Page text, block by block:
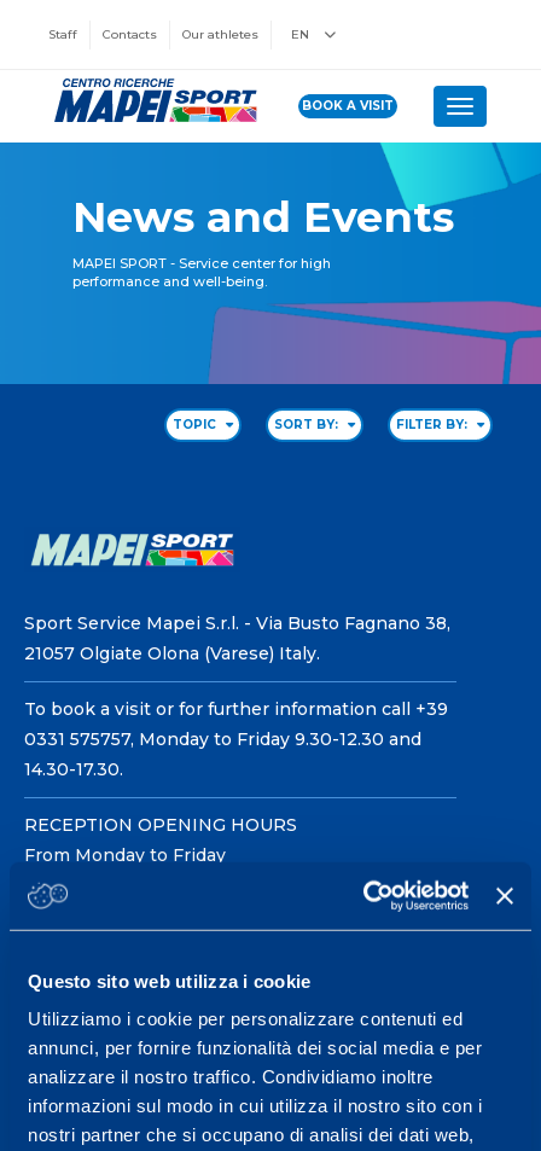
Questo sito web utilizza i cookie
Utilizziamo i cookie per personalizzare contenuti ed
annunci, per fornire funzionalità dei social media e per
analizzare il nostro traffico. Condividiamo inoltre
informazioni sul modo in cui utilizza il nostro sito con i
nostri partner che si occupano di analisi dei dati web,
Staff Contacts Our athletes EN
BOOK A VISIT Toggle
News and Events
MAPEI SPORT - Service center for high
performance and well-being.
TOPIC SORT BY: FILTER BY:
Sport Service Mapei S.r.l. - Via Busto Fagnano 38,
21057 Olgiate Olona (Varese) Italy.
To book a visit or for further information call +39
0331 575757, Monday to Friday 9.30-12.30 and
14.30-17.30.
RECEPTION OPENING HOURS
From Monday to Friday
08.30 - 18.30
Service center for high
performance and well-
being.
More informations